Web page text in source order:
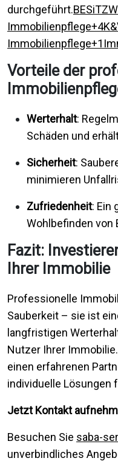
durchgeführt.
Immobilienpflege+4
Vorteile der
Werterhalt:
Schäden und
Sicherheit:
minimieren
Zufriedenheit: Ein
Wohlbefinden von
Fazit:
Ihrer Immobilie
Professionelle
Sauberkeit – sie ist
langfristigen
Nutzer Ihrer
einen erfahrenen
individuelle Lösungen
Jetzt Kontakt
Besuchen Sie saba-
unverbindliches